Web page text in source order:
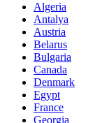
Algeria
Antalya
Austria
Belarus
Bulgaria
Canada
Denmark
Egypt
France
Georgia